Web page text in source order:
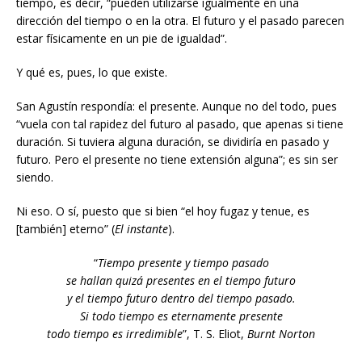
dirección del tiempo o en la otra. El futuro y el pasado parecen
estar físicamente en un pie de igualdad”.
Y qué es, pues, lo que existe.
San Agustín respondía: el presente. Aunque no del todo, pues
“vuela con tal rapidez del futuro al pasado, que apenas si tiene
duración. Si tuviera alguna duración, se dividiría en pasado y
futuro. Pero el presente no tiene extensión alguna”; es sin ser
siendo.
Ni eso. O sí, puesto que si bien “el hoy fugaz y tenue, es
[también] eterno” (El instante).
“Tiempo presente y tiempo pasado
se hallan quizá presentes en el tiempo futuro
y el tiempo futuro dentro del tiempo pasado.
Si todo tiempo es eternamente presente
todo tiempo es irredimible”, T. S. Eliot, Burnt Norton